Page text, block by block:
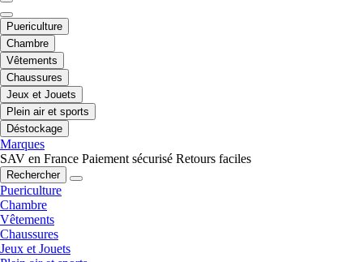
Puericulture
Chambre
Vêtements
Chaussures
Jeux et Jouets
Plein air et sports
Déstockage
Marques
SAV en France Paiement sécurisé Retours faciles
Rechercher
Puericulture
Chambre
Vêtements
Chaussures
Jeux et Jouets